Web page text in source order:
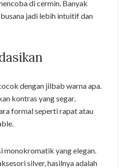
di cermin. Banyak
jadi lebih intuitif dan
dengan jilbab warna apa.
kontras yang segar,
formal seperti rapat atau
monokromatik yang elegan.
silver, hasilnya adalah